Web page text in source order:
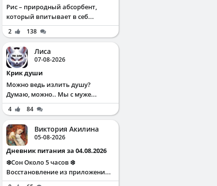
Рис – природный абсорбент,
который впитывает в себ...
2 138
Лиса
07-08-2026
Крик души
Можно ведь излить душу?
Думаю, можно.. Мы с муже...
4 84
Виктория Акилина
05-08-2026
Дневник питания за 04.08.2026
❄️Сон Около 5 часов ❄️
Восстановление из приложени...